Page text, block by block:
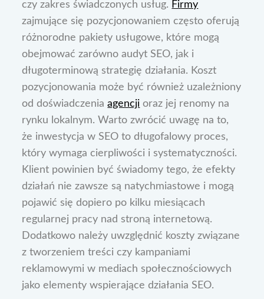
czy zakres świadczonych usług. Firmy
zajmujące się pozycjonowaniem często oferują
różnorodne pakiety usługowe, które mogą
obejmować zarówno audyt SEO, jak i
długoterminową strategię działania. Koszt
pozycjonowania może być również uzależniony
od doświadczeniaagencji oraz jej renomy na
rynku lokalnym. Warto zwrócić uwagę na to,
że inwestycja w SEO to długofalowy proces,
który wymaga cierpliwości i systematyczności.
Klient powinien być świadomy tego, że efekty
działań nie zawsze są natychmiastowe i mogą
pojawić się dopiero po kilku miesiącach
regularnej pracy nad stroną internetową.
Dodatkowo należy uwzględnić koszty związane
z tworzeniem treści czy kampaniami
reklamowymi w mediach społecznościowych
jako elementy wspierające działania SEO.